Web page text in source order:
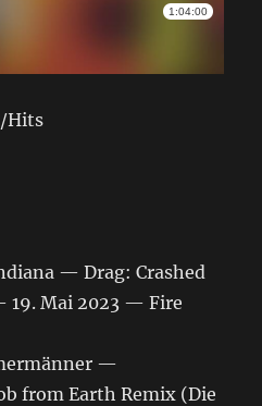
Hits
— Drag: Crashed
19. Mai 2023 — Fire
—
from Earth Remix (Die